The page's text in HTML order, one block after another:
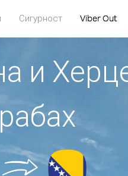
Сигурност Viber Out
и